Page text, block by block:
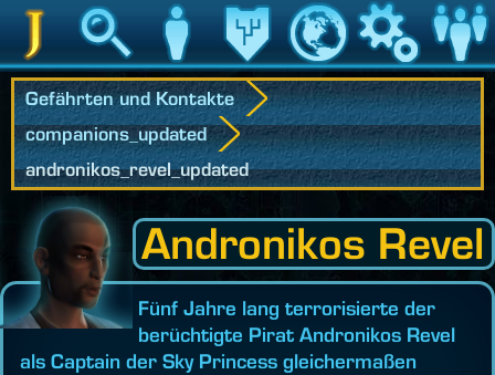
Jedipedia Suche Charakter Vermächtnis Welt Spiel
Gefährten und Kontakte
companions_updated
andronikos_revel_updated
Andronikos Revel
Fünf Jahre lang terrorisierte der
berüchtigte Pirat Andronikos Revel
als Captain der Sky Princess gleichermaßen